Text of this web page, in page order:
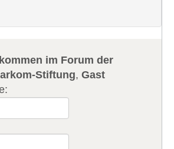
im Forum der
Stiftung,Gast